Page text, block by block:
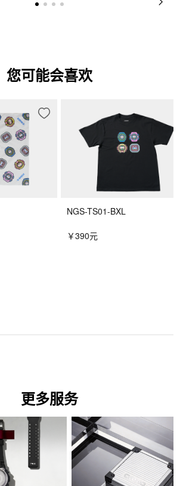
您可能会喜欢
NGS-TS01-BXL
￥390元
更多服务